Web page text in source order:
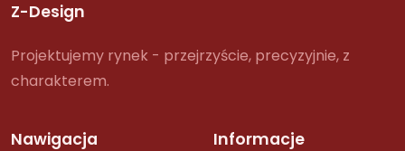
Z-Design
Projektujemy rynek - przejrzyście, precyzyjnie, z
charakterem.
Nawigacja Informacje